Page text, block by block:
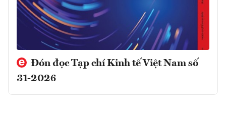
Đón đọc Tạp chí Kinh tế Việt Nam số
31-2026